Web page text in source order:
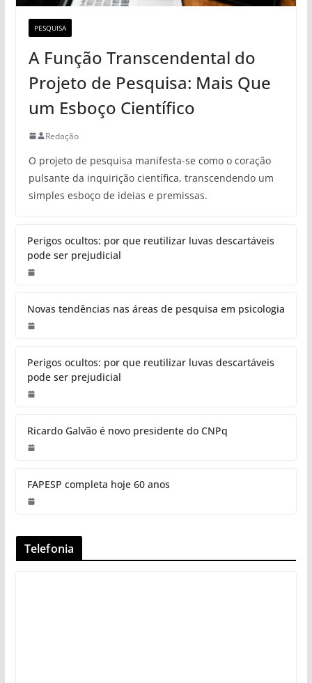
PESQUISA
A Função Transcendental do
Projeto de Pesquisa: Mais Que
um Esboço Científico
Redação
O projeto de pesquisa manifesta-se como o coração
pulsante da inquirição científica, transcendendo um
simples esboço de ideias e premissas.
Perigos ocultos: por que reutilizar luvas descartáveis
pode ser prejudicial
Novas tendências nas áreas de pesquisa em psicologia
Perigos ocultos: por que reutilizar luvas descartáveis
pode ser prejudicial
Ricardo Galvão é novo presidente do CNPq
FAPESP completa hoje 60 anos
Telefonia